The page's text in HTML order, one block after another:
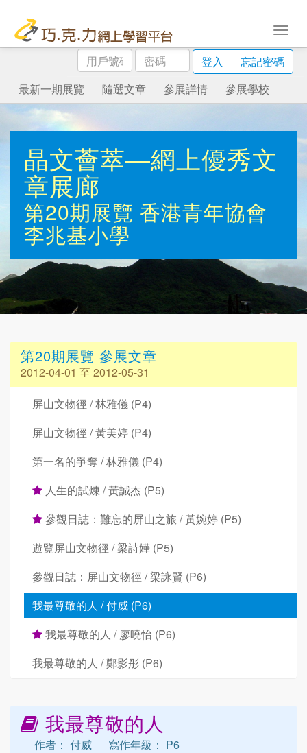
用
戶
號
碼
密
碼
登入
忘記密碼
最新一期展覽
隨選文章 參展詳情 參展學校
晶文薈萃—網上優秀文
章展廊
第20期展覽 香港青年協會
李兆基小學
第20期展覽 參展文章
2012-04-01 至 2012-05-31
屏山文物徑 / 林雅儀 (P4)
屏山文物徑 / 黃美婷 (P4)
第一名的爭奪 / 林雅儀 (P4)
人生的試煉 / 黃誠杰 (P5)
參觀日誌：難忘的屏山之旅 / 黃婉婷 (P5)
遊覽屏山文物徑 / 梁詩嬅 (P5)
參觀日誌：屏山文物徑 / 梁詠賢 (P6)
我最尊敬的人 / 付威 (P6)
我最尊敬的人 / 廖曉怡 (P6)
我最尊敬的人 / 鄭影彤 (P6)
我最尊敬的人
作者： 付威
寫作年級： P6